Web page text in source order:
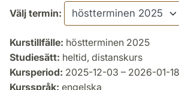
Välj termin:
Kurstillfälle: höstterminen 2025
Studiesätt: heltid, distanskurs
Kursperiod: 2025-12-03 – 2026-01-18
Kursspråk: engelska